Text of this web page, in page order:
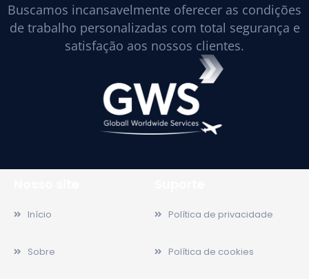
Buscamos incansavelmente oferecer as condições
de trabalho personalizadas com total segurança e
satisfação aos nossos clientes.
Início
Sobre
Política de privacidade
Política de cookies